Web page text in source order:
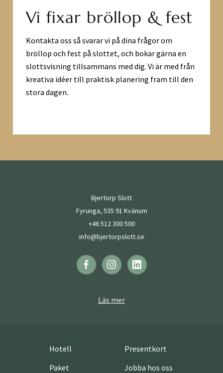
Vi fixar bröllop & fest
Kontakta oss så svarar vi på dina frågor om
bröllop och fest på slottet, och bokar gärna en
slottsvisning tillsammans med dig. Vi är med från
kreativa idéer till praktisk planering fram till den
stora dagen.
Bjertorp Slott
Fyrunga, 535 91 Kvänum
+46 512 300 500
info@bjertorpslott.se
Läs mer
Hotell
Paket
Presentkort
Jobba hos oss